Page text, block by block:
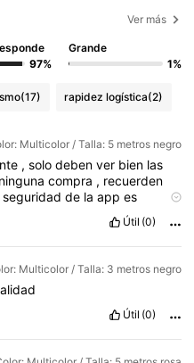
Ver más
97%
Grande
1%
(17) rapidez logística(2)
Multicolor / Talla: 5 metros negro
,solodebenver bien las
ningunacompra , recuerden
seguridadde laappes
Útil (0)
Multicolor / Talla: 3 metros negro
Útil (0)